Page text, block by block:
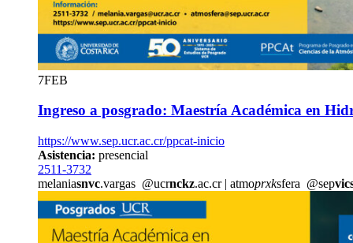
7FEB
Ingreso a posgrado: Maestría Académica en
https://www.sep.ucr.ac.cr/ppcat-inicio
Asistencia: presencial
2511-3732
melaniasnvc.vargas @ucrnckz.ac.cr| atmoprxksfera @sep